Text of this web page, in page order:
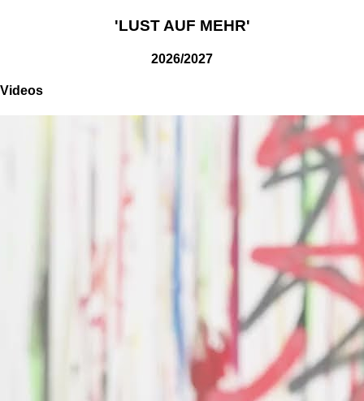
'LUST AUF MEHR'
2026/2027
Videos